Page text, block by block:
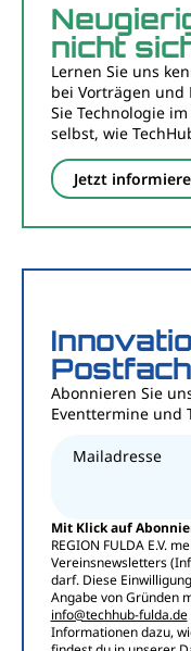
nicht
Lernen Sie uns
bei Vorträgen und
Sie Technologie
selbst, wie
Jetzt
Abonnieren Sie
Eventtermine und
Mailadresse
Mit Klick auf
REGION FULDA E.V.
Vereinsnewsletters
darf. Diese
Angabe von Gründen
info@techhub-fulda.de
Informationen dazu,